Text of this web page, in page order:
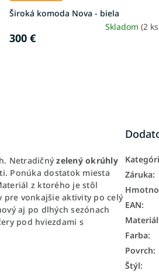
Široká komoda Nova - biela
Skladom (2
300 €
Netradičnýzelený okrúhly
Ponúka dostatok miesta
z ktorého je stôl
pre vonkajšie aktivity po celý
aj po dlhých sezónach
pod hviezdami s
Záruka:
EAN:
Materiál
Farba:
Povrch:
Štýl: